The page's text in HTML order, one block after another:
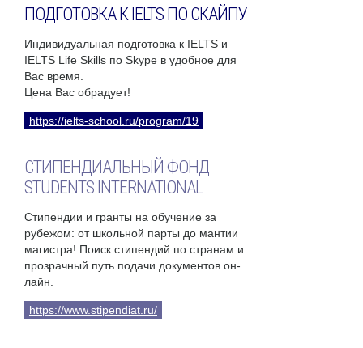
ПОДГОТОВКА К IELTS ПО СКАЙПУ
Индивидуальная подготовка к IELTS и
IELTS Life Skills по Skype в удобное для
Вас время.
Цена Вас обрадует!
https://ielts-school.ru/program/19
СТИПЕНДИАЛЬНЫЙ ФОНД
STUDENTS INTERNATIONAL
Стипендии и гранты на обучение за
рубежом: от школьной парты до мантии
магистра! Поиск стипендий по странам и
прозрачный путь подачи документов он-
лайн.
https://www.stipendiat.ru/